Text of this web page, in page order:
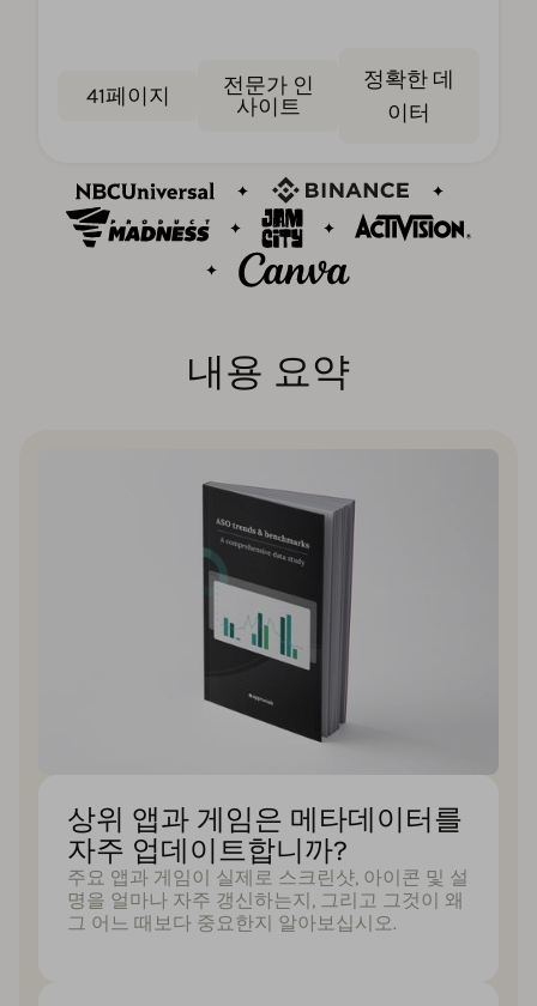
41페이지
전문가 인
사이트
정확한 데
이터
내용 요약
상위 앱과 게임은 메타데이터를
자주 업데이트합니까?
주요 앱과 게임이 실제로 스크린샷, 아이콘 및 설
명을 얼마나 자주 갱신하는지, 그리고 그것이 왜
그 어느 때보다 중요한지 알아보십시오.